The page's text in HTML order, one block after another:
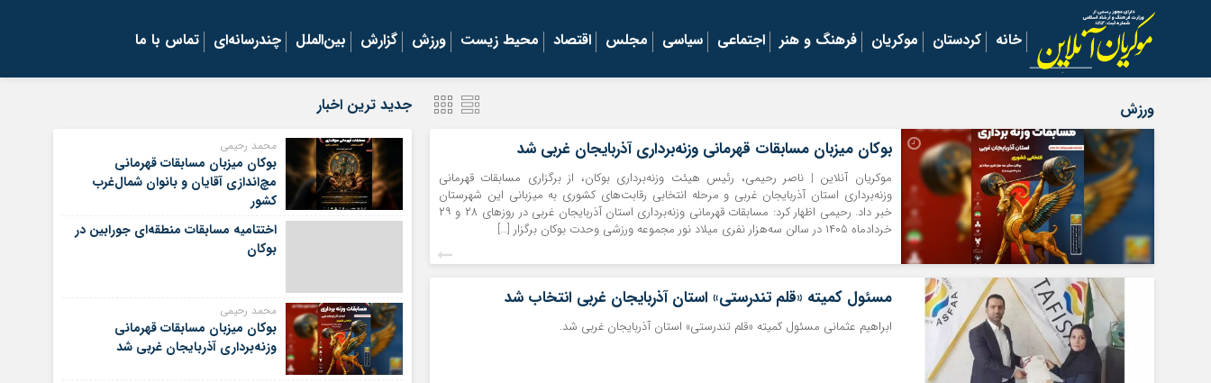
خانه کردستان موکریان فرهنگ و هنر اجتماعی سیاسی مجلس اقتصاد محیط زیست ورزش گزارش بین‌الملل چندرسانه‌ای تماس با ما
ورزش
بوکان میزبان مسابقات قهرمانی وزنه‌برداری آذربایجان غربی شد
موکریان آنلاین | ناصر رحیمی، رئیس هیئت وزنه‌برداری بوکان، از برگزاری مسابقات قهرمانی
وزنه‌برداری استان آذربایجان غربی و مرحله انتخابی رقابت‌های کشوری به میزبانی این شهرستان
خبر داد. رحیمی اظهار کرد: مسابقات قهرمانی وزنه‌برداری استان آذربایجان غربی در روزهای ۲۸ و ۲۹
خردادماه ۱۴۰۵ در سالن سه‌هزار نفری میلاد نور مجموعه ورزشی وحدت بوکان برگزار […]
مسئول کمیته «قلم تندرستی» استان آذربایجان غربی انتخاب شد
ابراهیم عثمانی مسئول کمیته «قلم تندرستی» استان آذربایجان غربی شد.
جدید ترین اخبار
محمد رحیمی
بوکان میزبان مسابقات قهرمانی
مچ‌اندازی آقایان و بانوان شمال‌غرب
کشور
اختتامیه مسابقات منطقه‌ای جورابین در
بوکان
محمد رحیمی
بوکان میزبان مسابقات قهرمانی
وزنه‌برداری آذربایجان غربی شد